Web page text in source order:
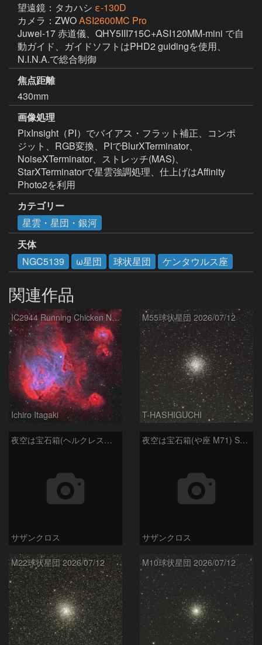
望遠鏡：タカハシ ε-130D
カメラ：ZWOASI2600MC Pro
Juwei-17 赤道儀、QHY5III715C+ASI120MM-mini で自
動ガイド、ガイドソフトはPHD2 guidingを使用、
N.I.N.A.で総合制御
焦点距離
430mm
画像処理
PixInsight（PI）でバイアス・フラット補正、コンポ
ジット、RGB変換、PIでBlurXTerminator、
NoiseXTerminator、ストレッチ(MAS)、
StarXTerminatorで星雲強調処理、仕上げはAffinity
Photo2を利用
カテゴリー
星雲・星団・銀河
天体
NGC5139
ω星団 球状星団 ケンタウルス座
関連作品
IC2944 Running Chicken Nebula
Ichiro Itagaki
M55球状星団 2026/07/12
T-HASHIGUCHI
夜空は宝石箱(ヘルクレス座 M92) Seestar50
サザンクロス
夜空は宝石箱(や座 M71) Seestar50
サザンクロス
M22球状星団 2026/07/12 M10球状星団 2026/07/12